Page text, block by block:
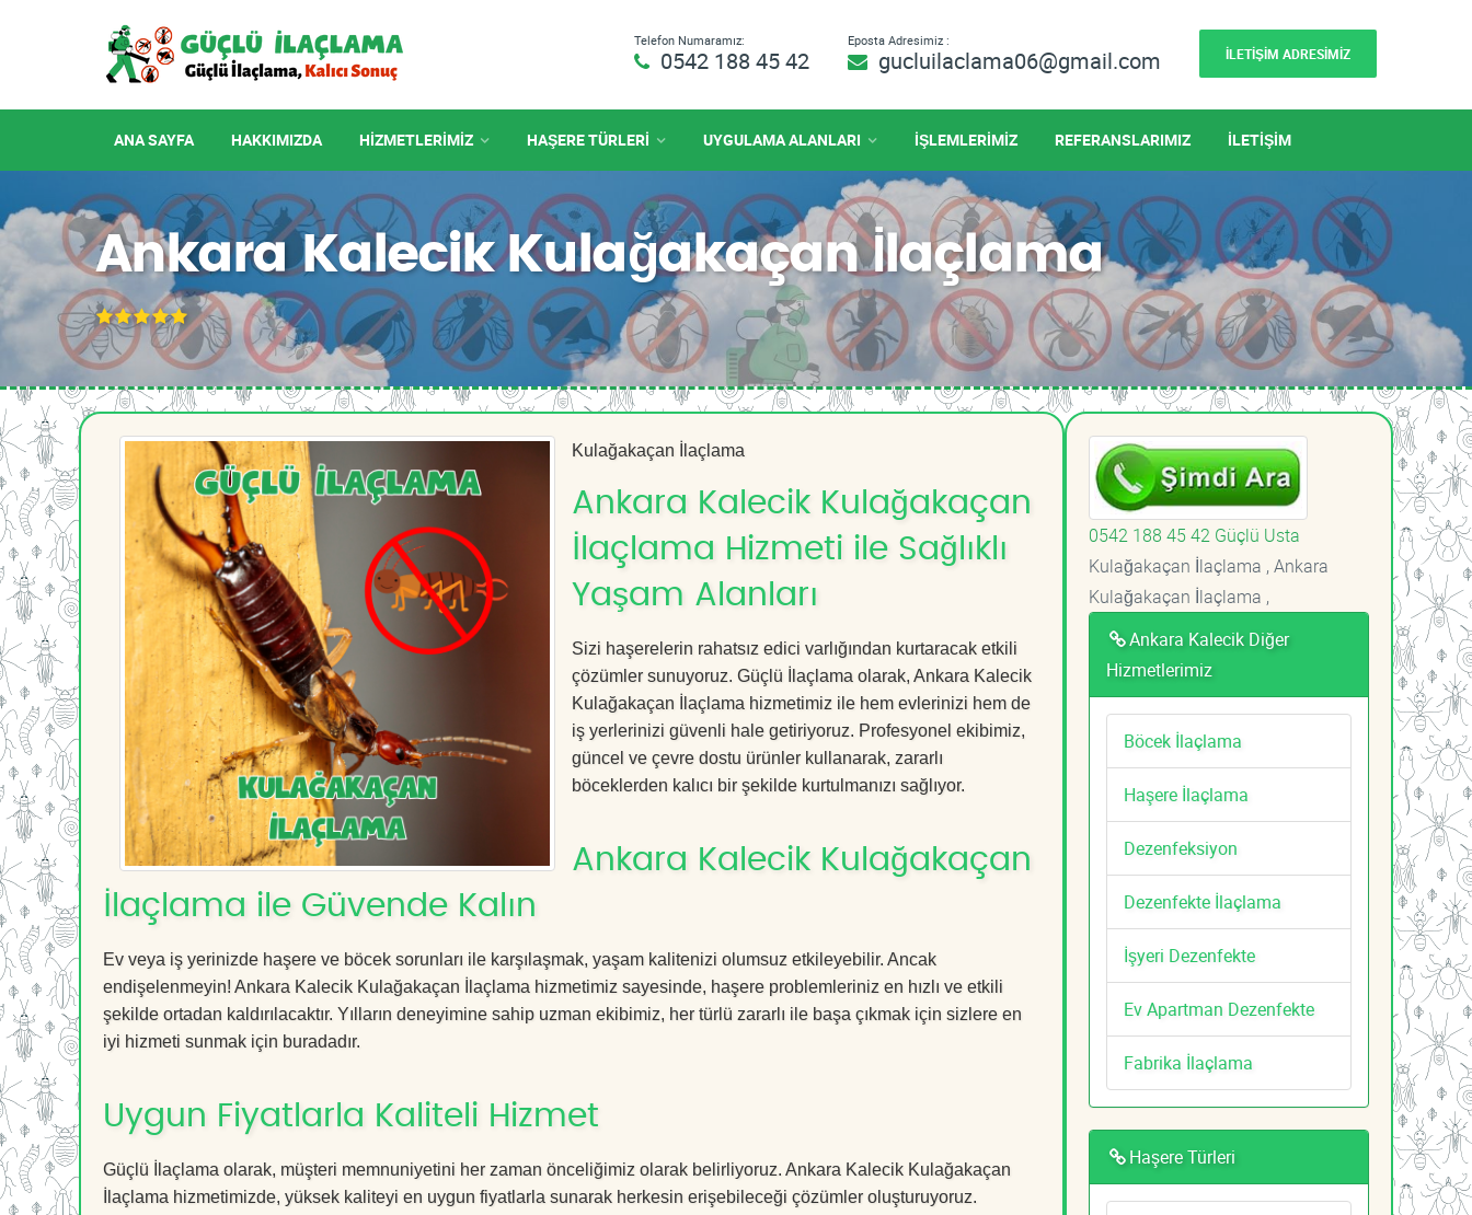
Telefon Numaramız:
0542 188 45 42
Eposta Adresimiz :
gucluilaclama06@gmail.com İLETİŞİM ADRESİMİZ
ANA SAYFA HAKKIMIZDA HIZMETLERIMIZ HAŞERE TÜRLERİ UYGULAMA ALANLARI İŞLEMLERİMİZ REFERANSLARIMIZ İLETİŞİM
Ankara Kalecik Kulağakaçan İlaçlama
Kulağakaçan İlaçlama
Ankara Kalecik Kulağakaçan
İlaçlama Hizmeti ile Sağlıklı
Yaşam Alanları
Sizi haşerelerin rahatsız edici varlığından kurtaracak etkili
çözümler sunuyoruz. Güçlü İlaçlama olarak, Ankara Kalecik
Kulağakaçan İlaçlama hizmetimiz ile hem evlerinizi hem de
iş yerlerinizi güvenli hale getiriyoruz. Profesyonel ekibimiz,
güncel ve çevre dostu ürünler kullanarak, zararlı
böceklerden kalıcı bir şekilde kurtulmanızı sağlıyor.
Ankara Kalecik Kulağakaçan
İlaçlama ile Güvende Kalın
Ev veya iş yerinizde haşere ve böcek sorunları ile karşılaşmak, yaşam kalitenizi olumsuz etkileyebilir. Ancak
endişelenmeyin! Ankara Kalecik Kulağakaçan İlaçlama hizmetimiz sayesinde, haşere problemleriniz en hızlı ve etkili
şekilde ortadan kaldırılacaktır. Yılların deneyimine sahip uzman ekibimiz, her türlü zararlı ile başa çıkmak için sizlere en
iyi hizmeti sunmak için buradadır.
Uygun Fiyatlarla Kaliteli Hizmet
Güçlü İlaçlama olarak, müşteri memnuniyetini her zaman önceliğimiz olarak belirliyoruz. Ankara Kalecik Kulağakaçan
İlaçlama hizmetimizde, yüksek kaliteyi en uygun fiyatlarla sunarak herkesin erişebileceği çözümler oluşturuyoruz.
0542 188 45 42 Güçlü Usta
Kulağakaçan İlaçlama , Ankara
Kulağakaçan İlaçlama ,
Ankara Kalecik Diğer
Hizmetlerimiz
Böcek İlaçlama
Haşere İlaçlama
Dezenfeksiyon
Dezenfekte İlaçlama
İşyeri Dezenfekte
Ev Apartman Dezenfekte
Fabrika İlaçlama
Haşere Türleri